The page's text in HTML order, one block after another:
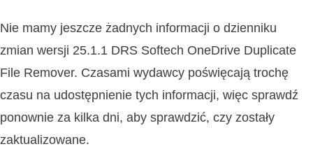
Nie mamy jeszcze żadnych informacji o dzienniku
zmian wersji 25.1.1 DRS Softech OneDrive Duplicate
File Remover. Czasami wydawcy poświęcają trochę
czasu na udostępnienie tych informacji, więc sprawdź
ponownie za kilka dni, aby sprawdzić, czy zostały
zaktualizowane.